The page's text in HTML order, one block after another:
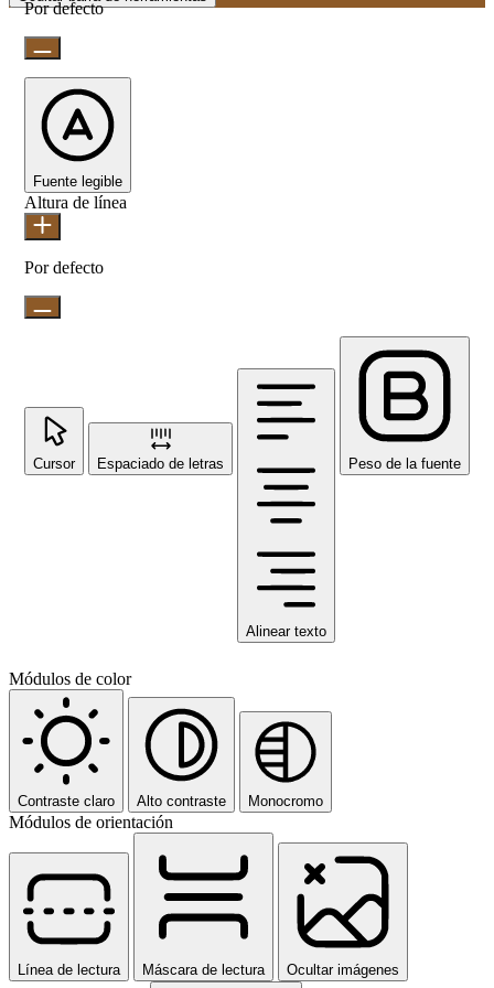
Por defecto
Fuente legible
Altura de línea
Por defecto
Cursor Espaciado de letras
Alinear texto
Peso de la fuente
Módulos de color
Contraste claro Alto contraste Monocromo
Módulos de orientación
Línea de lectura Máscara de lectura Ocultar imágenes